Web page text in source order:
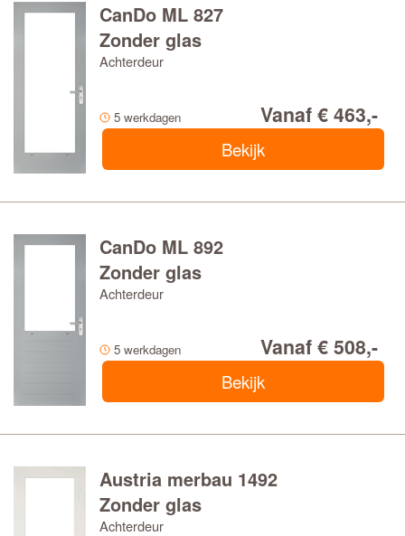
Blankglas Mat-Satijnglas
CanDo ML 827
Zonder glas
Achterdeur
5 werkdagen Vanaf € 463,-
Bekijk
CanDo ML 892
Zonder glas
Achterdeur
5 werkdagen Vanaf € 508,-
Bekijk
Austria merbau 1492
Zonder glas
Achterdeur